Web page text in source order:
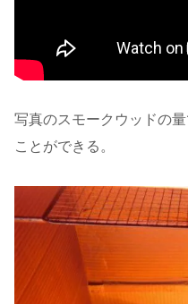
写真のスモークウッドの
ことができる。